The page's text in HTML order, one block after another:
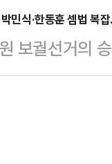
▲3인 가구 26
가입자는 ▲1
가 정면으로
.정치권에선 '
에 얼마나 효
민식·한동훈 셈법 복
보궐선거의
권에서는 가